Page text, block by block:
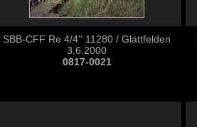
SBB-CFF Re 4/4'' 11280 / Glattfelden
3.6.2000
0817-0021